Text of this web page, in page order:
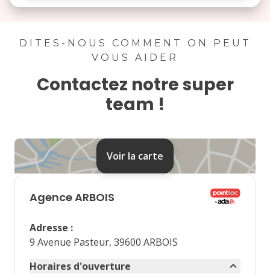
3 4 5 6 7
17 18 19 20
31
septembre 2026
7
14
DITES-NOUS COMMENT ON PEUT
VOUS AIDER
Contactez notre super
team !
Voir la carte
AgenceARBOIS
Adresse :
9 Avenue Pasteur, 39600 ARBOIS
Horaires d'ouverture